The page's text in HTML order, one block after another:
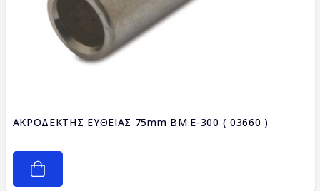
ΑΚΡΟΔΕΚΤΗΣ ΕΥΘΕΙΑΣ 75mm BM.E-300 ( 03660 )